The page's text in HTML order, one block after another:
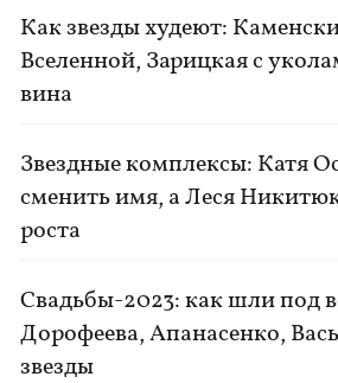
Как звезды худеют:
Вселенной, Зарицкая с
вина
Звездные комплексы: Катя
сменить имя, а Леся
роста
Свадьбы-2023: как шли под
Дорофеева, Апанасенко,
звезды